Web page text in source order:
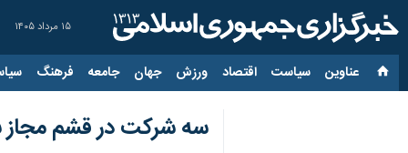
۱۵ مرداد ۱۴۰۵
عناوین‌ سیاست اقتصاد ورزش جهان جامعه فرهنگ
سه شرکت در قشم